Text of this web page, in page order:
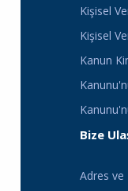
Kişisel
Kişisel
Kanun
Bize
Adres